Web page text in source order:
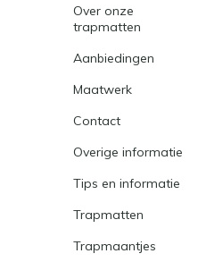
Over onze
trapmatten
Aanbiedingen
Maatwerk
Contact
Overige informatie
Tips en informatie
Trapmatten
Trapmaantjes